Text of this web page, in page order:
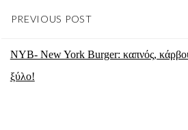
PREVIOUS POST
NYB- New York Burger: καπνός,
ξύλο!